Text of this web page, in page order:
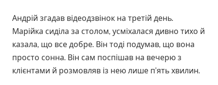
Андрій згадав відеодзвінок на третій день.
Марійка сиділа за столом, усміхалася дивно тихо й
казала, що все добре. Він тоді подумав, що вона
просто сонна. Він сам поспішав на вечерю з
клієнтами й розмовляв із нею лише п’ять хвилин.